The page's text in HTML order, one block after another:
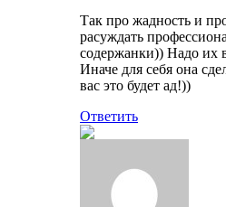
Так про жадность и
расуждать
содержанки)) Надо их
Иначе для себя она
вас это будет ад!))
Ответить